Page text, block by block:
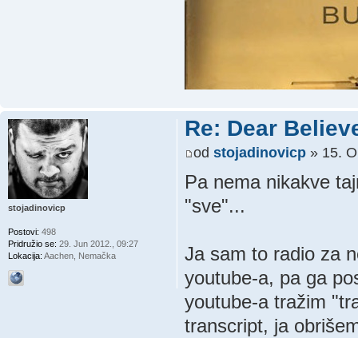
Re: Dear
od stojadinovicp» 15.
Pa nema nikakve
"sve"...
Ja sam to radio za
youtube-a, pa ga
youtube-a tražim
transcript, ja
stojadinovicp
Postovi: 498
Pridružio se: 29. Jun 2012., 09:27
Lokacija: Aachen, Nemačka